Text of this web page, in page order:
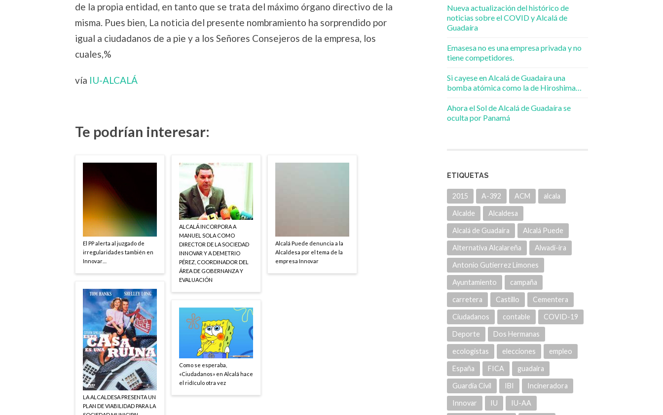
de la propia entidad, en tanto que se trata del máximo órgano directivo de la
misma. Pues bien, La noticia del presente nombramiento ha sorprendido por
igual a ciudadanos de a pie y a los Señores Consejeros de la empresa, los
cuales,%
vía IU-ALCALÁ
Te podrían interesar:
El PP alerta al juzgado de
irregularidades también en
Innovar…
LA ALCALDESA PRESENTA UN
PLAN DE VIABILIDAD PARA LA
ALCALÁ INCORPORA A
MANUEL SOLA COMO
DIRECTOR DE LA SOCIEDAD
INNOVAR Y A DEMETRIO
PÉREZ, COORDINADOR DEL
ÁREA DE GOBERNANZA Y
EVALUACIÓN
Como se esperaba,
«Ciudadanos» en Alcalá hace
el ridículo otra vez
Alcalá Puede denuncia a la
Alcaldesa por el tema de la
empresa Innovar
Nueva actualización del histórico de
noticias sobre el COVID y Alcalá de
Guadaíra
Emasesa no es una empresa privada y no
tiene competidores.
Si cayese en Alcalá de Guadaíra una
bomba atómica como la de Hiroshima…
Ahora el Sol de Alcalá de Guadaíra se
oculta por Panamá
ETIQUETAS
2015 A-392 ACM alcala
Alcalde Alcaldesa
Alcalá de Guadaíra Alcalá Puede
Alternativa Alcalareña Alwadi-ira
Antonio Gutierrez Limones
Ayuntamiento campaña
carretera Castillo Cementera
Ciudadanos contable COVID-19
Deporte Dos Hermanas
ecologistas elecciones empleo
España FICA guadaira
Guardia Civil IBI Incineradora
Innovar IU IU-AA